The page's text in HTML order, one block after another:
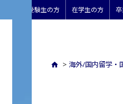
受験生の方 在学生の方
名桜大学 > 海外/国内留学・